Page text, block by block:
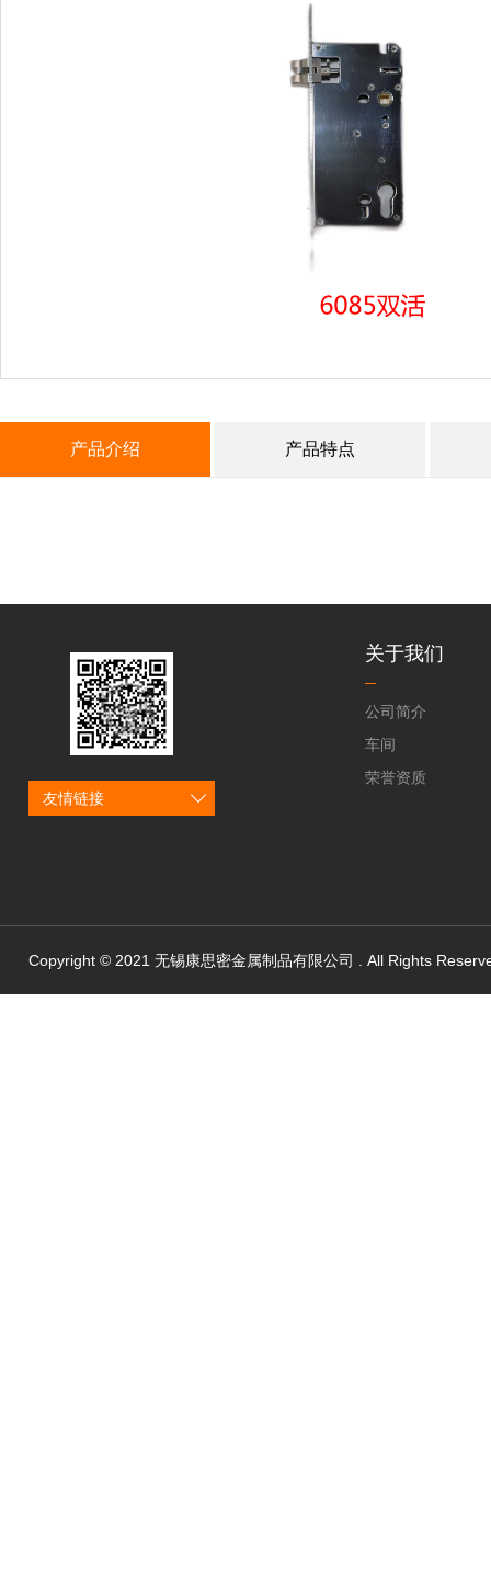
产品介绍 产品特点
友情链接
关于我们
公司简介
车间
荣誉资质
Copyright © 2021 无锡康思密金属制品有限公司 . All Rights